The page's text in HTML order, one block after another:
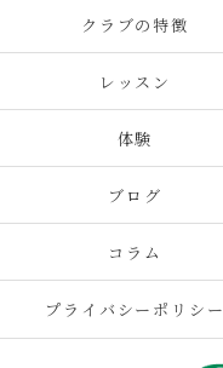
クラブの特徴
レッスン
体験
ブログ
コラム
プライバシーポリシー